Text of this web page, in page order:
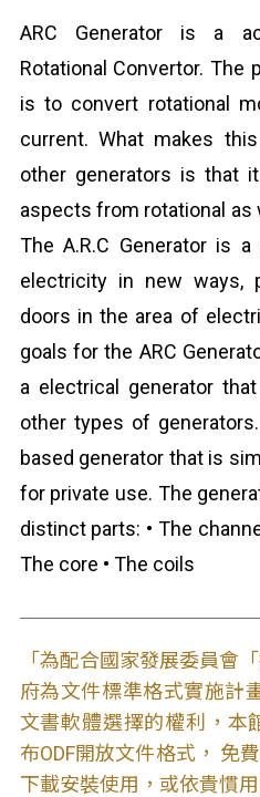
ARC Generator is a
Rotational Convertor. The
is to convert rotational
current. What makes
other generators is that
aspects from rotational as
The A.R.C Generator is
electricity in new ways,
doors in the area of
goals for the ARC
a electrical generator
other types of
based generator that is
for private use. The
distinct parts: • The
The core • The coils
「為配合國家發展委員會
府為文件標準格式實施計
文書軟體選擇的權利，本
布ODF開放文件格式， 免
下載安裝使用，或依貴慣